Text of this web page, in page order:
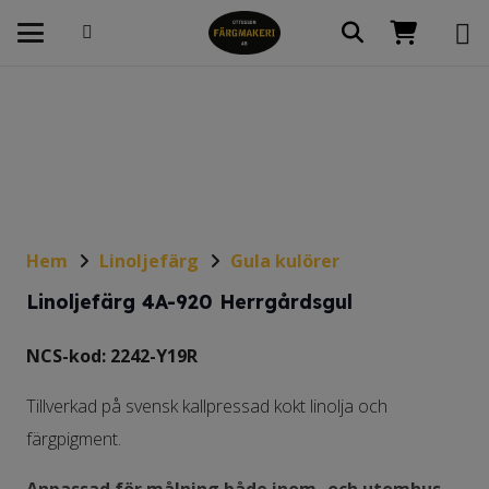
Hem Linoljefärg
Gula kulörer
Linoljefärg 4A-920 Herrgårdsgul
NCS-kod: 2242-Y19R
Tillverkad på svensk kallpressad kokt linolja och
färgpigment.